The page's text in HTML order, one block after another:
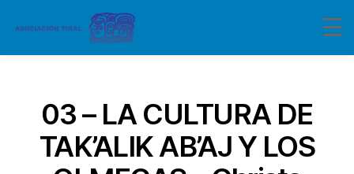
03 – LA CULTURA DE
TAK’ALIK AB’AJ Y LOS